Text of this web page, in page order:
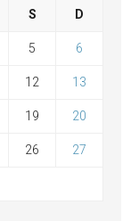
S D
5 6
12 13
19 20
26 27